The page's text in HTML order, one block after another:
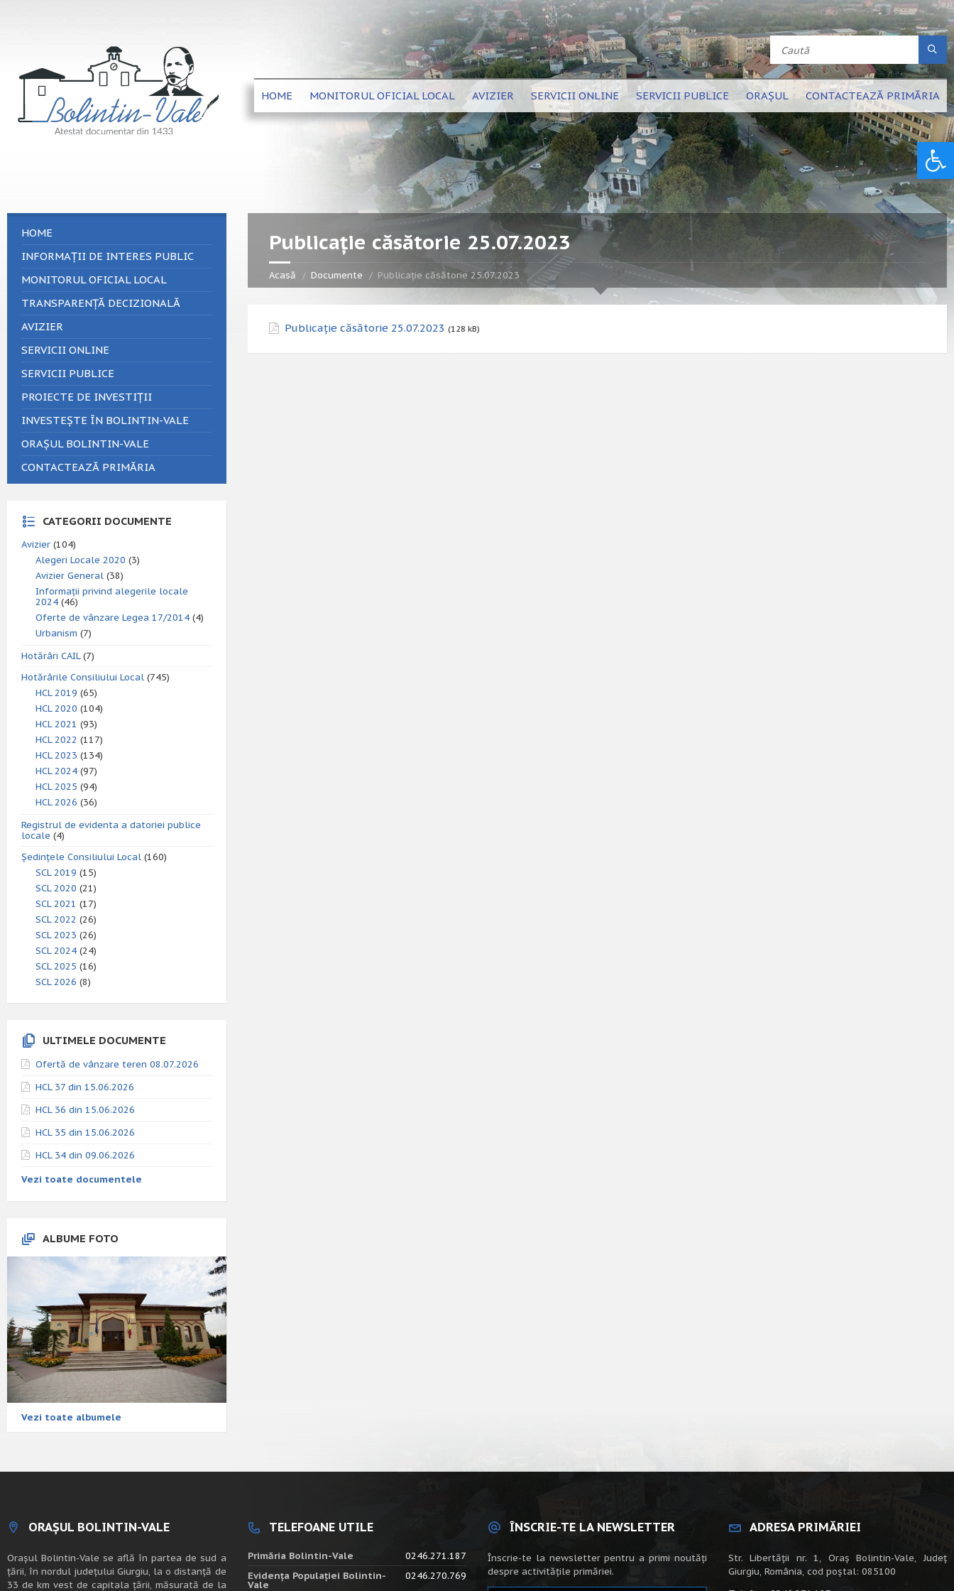
HOME MONITORUL OFICIAL LOCAL AVIZIER SERVICII ONLINE SERVICII PUBLICE ORAȘUL CONTACTEAZĂ PRIMĂRIA
Publicație căsătorie 25.07.2023
Acasă Documente Publicație căsătorie 25.07.2023
Publicație căsătorie 25.07.2023 (128 kB)
HOME
INFORMAȚII DE INTERES PUBLIC
MONITORUL OFICIAL LOCAL
TRANSPARENȚĂ DECIZIONALĂ
AVIZIER
SERVICII ONLINE
SERVICII PUBLICE
PROIECTE DE INVESTIȚII
INVESTEȘTE ÎN BOLINTIN-VALE
ORAȘUL BOLINTIN-VALE
CONTACTEAZĂ PRIMĂRIA
CATEGORII DOCUMENTE
Avizier (104)
Alegeri Locale 2020 (3)
Avizier General (38)
Informații privind alegerile locale
2024 (46)
Oferte de vânzare Legea 17/2014 (4)
Urbanism (7)
Hotărâri CAIL(7)
Hotărârile Consiliului Local (745)
HCL 2019 (65)
HCL 2020 (104)
HCL 2021 (93)
HCL 2022 (117)
HCL 2023 (134)
HCL 2024 (97)
HCL 2025 (94)
HCL 2026 (36)
Registrul de evidenta a datoriei publice
locale (4)
Ședințele Consiliului Local (160)
SCL 2019 (15)
SCL 2020 (21)
SCL 2021 (17)
SCL 2022 (26)
SCL 2023 (26)
SCL 2024 (24)
SCL 2025 (16)
SCL 2026 (8)
ULTIMELE DOCUMENTE
Ofertă de vânzare teren 08.07.2026
HCL 37 din 15.06.2026
HCL 36 din 15.06.2026
HCL 35 din 15.06.2026
HCL 34 din 09.06.2026
Vezi toate documentele
ALBUME FOTO
Vezi toate albumele
ORAȘUL BOLINTIN-VALE
Oraşul Bolintin-Vale se află în partea de sud a
ţării, în nordul judeţului Giurgiu, la o distanţă de
33 de km vest de capitala țării, măsurată de la
TELEFOANE UTILE
Primăria Bolintin-Vale
0246.271.187
Evidența Populației Bolintin-
Vale
0246.270.769
ÎNSCRIE-TE LA NEWSLETTER
Înscrie-te la newsletter pentru a primi noutăți
despre activitățile primăriei.
ADRESA PRIMĂRIEI
Str. Libertății nr. 1, Oraș Bolintin-Vale, Județ
Giurgiu, România, cod poștal: 085100
Deschide bara de unelte